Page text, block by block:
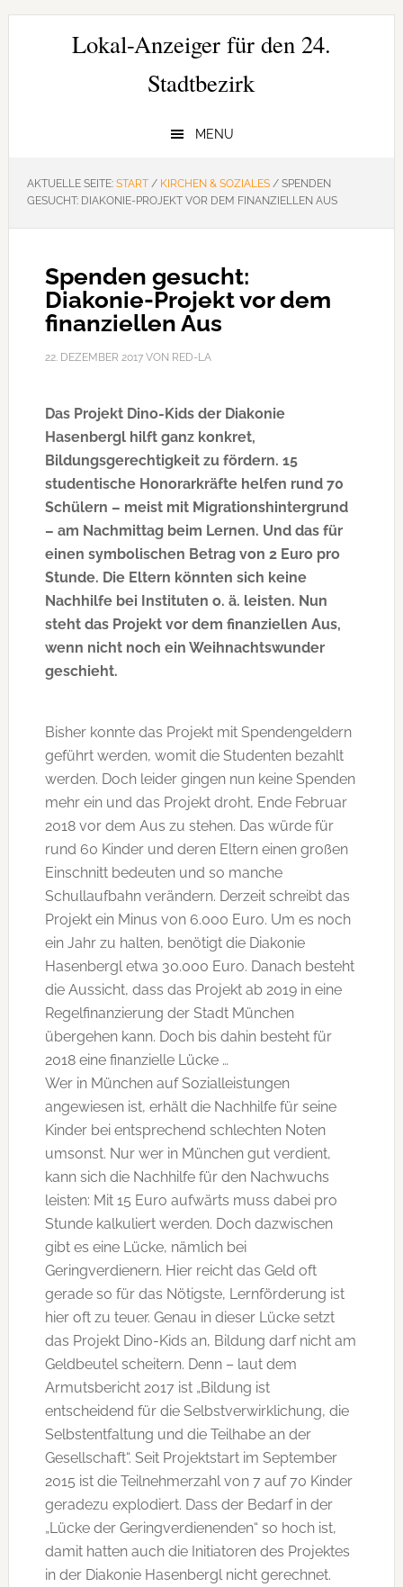
Zur
Hauptnavigation
Zum
Zur
SeitenspalteLokal-Anzeiger für den 24.
Stadtbezirk
MENU
AKTUELLE SEITE: START / KIRCHEN & SOZIALES /SPENDEN
GESUCHT: DIAKONIE-PROJEKT VOR DEM FINANZIELLEN AUS
Spenden gesucht:
Diakonie-Projekt vor dem
finanziellen Aus
22. DEZEMBER 2017VON RED-LA
Das Projekt Dino-Kids der Diakonie
Hasenbergl hilft ganz konkret,
Bildungsgerechtigkeit zu fördern. 15
studentische Honorarkräfte helfen rund 70
Schülern – meist mit Migrationshintergrund
– am Nachmittag beim Lernen. Und das für
einen symbolischen Betrag von 2 Euro pro
Stunde. Die Eltern könnten sich keine
Nachhilfe bei Instituten o. ä. leisten. Nun
steht das Projekt vor dem finanziellen Aus,
wenn nicht noch ein Weihnachtswunder
geschieht.
Bisher konnte das Projekt mit Spendengeldern
geführt werden, womit die Studenten bezahlt
werden. Doch leider gingen nun keine Spenden
mehr ein und das Projekt droht, Ende Februar
2018 vor dem Aus zu stehen. Das würde für
rund 60 Kinder und deren Eltern einen großen
Einschnitt bedeuten und so manche
Schullaufbahn verändern. Derzeit schreibt das
Projekt ein Minus von 6.000 Euro. Um es noch
ein Jahr zu halten, benötigt die Diakonie
Hasenbergl etwa 30.000 Euro. Danach besteht
die Aussicht, dass das Projekt ab 2019 in eine
Regelfinanzierung der Stadt München
übergehen kann. Doch bis dahin besteht für
2018 eine finanzielle Lücke …
Wer in München auf Sozialleistungen
angewiesen ist, erhält die Nachhilfe für seine
Kinder bei entsprechend schlechten Noten
umsonst. Nur wer in München gut verdient,
kann sich die Nachhilfe für den Nachwuchs
leisten: Mit 15 Euro aufwärts muss dabei pro
Stunde kalkuliert werden. Doch dazwischen
gibt es eine Lücke, nämlich bei
Geringverdienern. Hier reicht das Geld oft
gerade so für das Nötigste, Lernförderung ist
hier oft zu teuer. Genau in dieser Lücke setzt
das Projekt Dino-Kids an, Bildung darf nicht am
Geldbeutel scheitern. Denn – laut dem
Armutsbericht 2017 ist „Bildung ist
entscheidend für die Selbstverwirklichung, die
Selbstentfaltung und die Teilhabe an der
Gesellschaft“. Seit Projektstart im September
2015 ist die Teilnehmerzahl von 7 auf 70 Kinder
geradezu explodiert. Dass der Bedarf in der
„Lücke der Geringverdienenden“ so hoch ist,
damit hatten auch die Initiatoren des Projektes
in der Diakonie Hasenbergl nicht gerechnet.